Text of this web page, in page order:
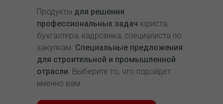
Продукты для решения
профессиональных задач юриста,
бухгалтера, кадровика, специалиста по
закупкам. Специальные предложения
для строительной и промышленной
отрасли. Выберите то, что подойдет
именно вам.